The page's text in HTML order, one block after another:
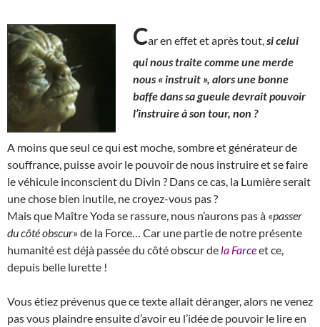
Car en effet et après tout, si celui
qui nous traite comme une merde
nous « instruit », alors une bonne
baffe dans sa gueule devrait pouvoir
l’instruire à son tour, non ?
A moins que seul ce qui est moche, sombre et générateur de
souffrance, puisse avoir le pouvoir de nous instruire et se faire
le véhicule inconscient du Divin ? Dans ce cas, la Lumière serait
une chose bien inutile, ne croyez-vous pas ?
Mais que Maître Yoda se rassure, nous n’aurons pas à «passer
du côté obscur» de la Force… Car une partie de notre présente
humanité est déjà passée du côté obscur de la Farceet ce,
depuis belle lurette !
Vous étiez prévenus que ce texte allait déranger, alors ne venez
pas vous plaindre ensuite d’avoir eu l’idée de pouvoir le lire en